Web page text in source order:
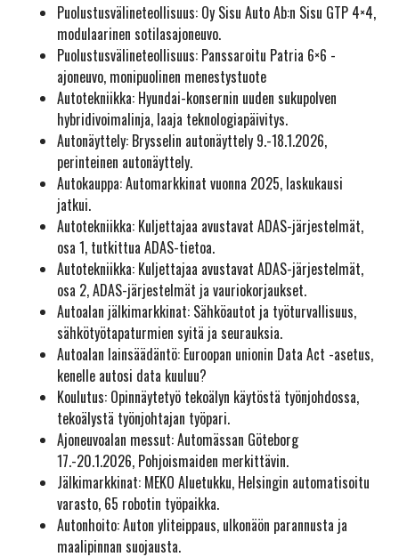
Puolustusvälineteollisuus: Oy Sisu Auto Ab:n Sisu GTP 4×4,
modulaarinen sotilasajoneuvo.
Puolustusvälineteollisuus: Panssaroitu Patria 6×6 -
ajoneuvo, monipuolinen menestystuote
Autotekniikka: Hyundai-konsernin uuden sukupolven
hybridivoimalinja, laaja teknologiapäivitys.
Autonäyttely: Brysselin autonäyttely 9.-18.1.2026,
perinteinen autonäyttely.
Autokauppa: Automarkkinat vuonna 2025, laskukausi
jatkui.
Autotekniikka: Kuljettajaa avustavat ADAS-järjestelmät,
osa 1, tutkittua ADAS-tietoa.
Autotekniikka: Kuljettajaa avustavat ADAS-järjestelmät,
osa 2, ADAS-järjestelmät ja vauriokorjaukset.
Autoalan jälkimarkkinat: Sähköautot ja työturvallisuus,
sähkötyötapaturmien syitä ja seurauksia.
Autoalan lainsäädäntö: Euroopan unionin Data Act -asetus,
kenelle autosi data kuuluu?
Koulutus: Opinnäytetyö tekoälyn käytöstä työnjohdossa,
tekoälystä työnjohtajan työpari.
Ajoneuvoalan messut: Automässan Göteborg
17.-20.1.2026, Pohjoismaiden merkittävin.
Jälkimarkkinat: MEKO Aluetukku, Helsingin automatisoitu
varasto, 65 robotin työpaikka.
Autonhoito: Auton yliteippaus, ulkonäön parannusta ja
maalipinnan suojausta.